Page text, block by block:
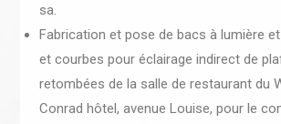
sa.
Fabrication et pose de bacs à lumière
et courbes pour éclairage indirect de
retombées de la salle de restaurant du
Conrad hôtel, avenue Louise, pour le